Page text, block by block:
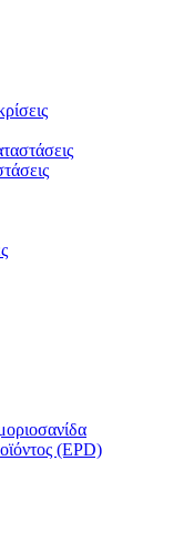
(EPD)